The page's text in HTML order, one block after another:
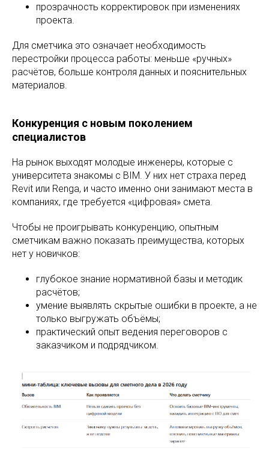
прозрачность корректировок при изменениях
проекта.
Для сметчика это означает необходимость
перестройки процесса работы: меньше «ручных»
расчётов, больше контроля данных и пояснительных
материалов.
Конкуренция с новым поколением
специалистов
На рынок выходят молодые инженеры, которые с
университета знакомы с BIM. У них нет страха перед
Revit или Renga, и часто именно они занимают места в
компаниях, где требуется «цифровая» смета.
Чтобы не проигрывать конкуренцию, опытным
сметчикам важно показать преимущества, которых
нет у новичков:
глубокое знание нормативной базы и методик
расчётов;
умение выявлять скрытые ошибки в проекте, а не
только выгружать объёмы;
практический опыт ведения переговоров с
заказчиком и подрядчиком.